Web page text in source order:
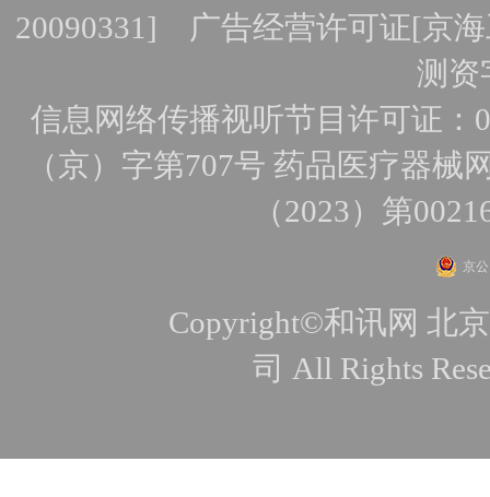
20090331] 广告经营许可证[京
测资
信息网络传播视听节目许可证：
（京）字第707号 药品医疗器械
（2023）第
京
Copyright©和讯网 北
司 All Rights